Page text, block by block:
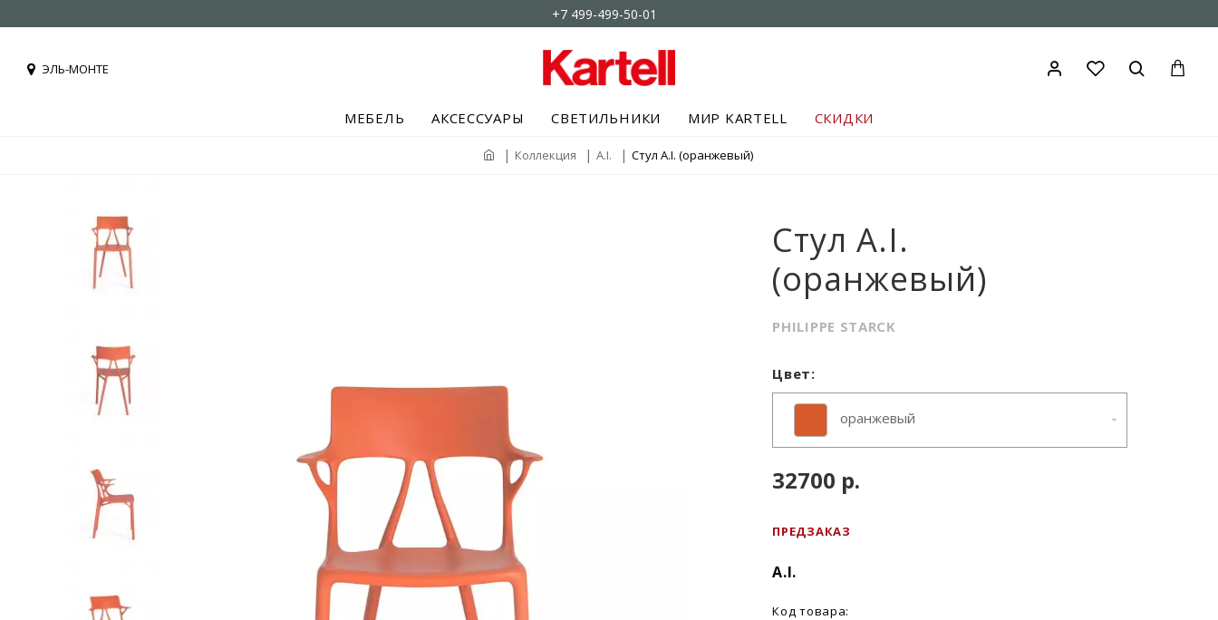
+7 499-499-50-01
ЭЛЬ-МОНТЕ
МЕБЕЛЬ АКСЕССУАРЫ СВЕТИЛЬНИКИ МИР KARTELL СКИДКИ
Коллекция A.I. Стул A.I. (оранжевый)
Стул A.I.
(оранжевый)
PHILIPPE STARCK
ПРЕДЗАКАЗ
A.I.
Код товара:
32700 р.
Цвет:
оранжевый